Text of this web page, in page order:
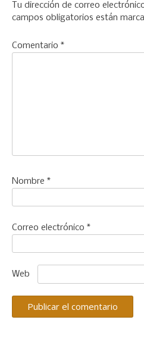
Tu dirección de correo
campos obligatorios están
Comentario *
Nombre *
Correo electrónico *
Web